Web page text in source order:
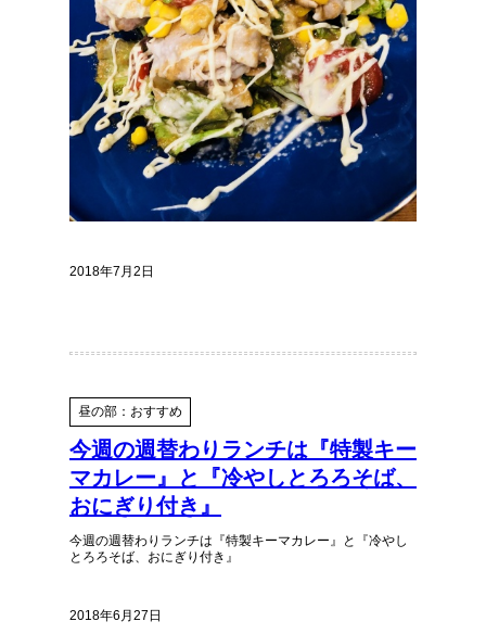
2018年7月2日
昼の部：おすすめ
今週の週替わりランチは『特製キー
マカレー』と『冷やしとろろそば、
おにぎり付き』
今週の週替わりランチは『特製キーマカレー』と『冷やし
とろろそば、おにぎり付き』
2018年6月27日